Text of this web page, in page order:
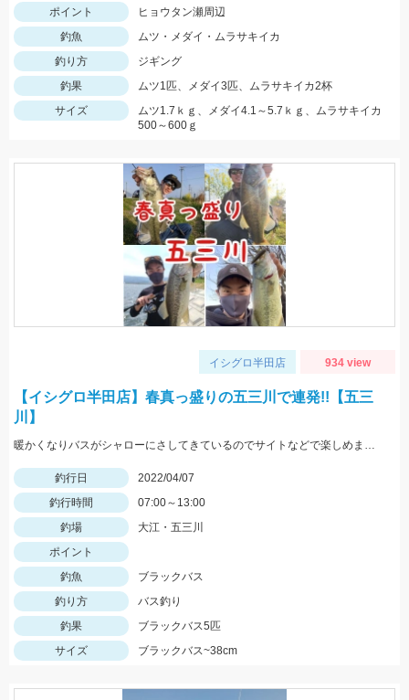
ポイント
ヒョウタン瀬周辺
釣魚
ムツ・メダイ・ムラサキイカ
釣り方
ジギング
釣果
ムツ1匹、メダイ3匹、ムラサキイカ2杯
サイズ
ムツ1.7ｋｇ、メダイ4.1～5.7ｋｇ、ムラサキイカ
500～600ｇ
イシグロ半田店 934 view
【イシグロ半田店】春真っ盛りの五三川で連発!!【五三
川】
暖かくなりバスがシャローにさしてきているのでサイトなどで楽しめますよ!!
釣行日
2022/04/07
釣行時間
07:00～13:00
釣場
大江・五三川
ポイント
釣魚
ブラックバス
釣り方
バス釣り
釣果
ブラックバス5匹
サイズ
ブラックバス~38cm